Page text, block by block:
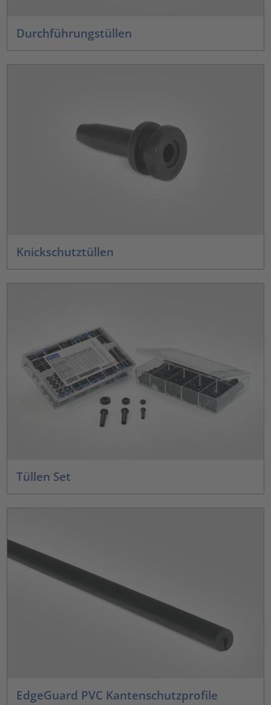
Durchführungstüllen
Knickschutztüllen
Tüllen Set
EdgeGuard PVC Kantenschutzprofile